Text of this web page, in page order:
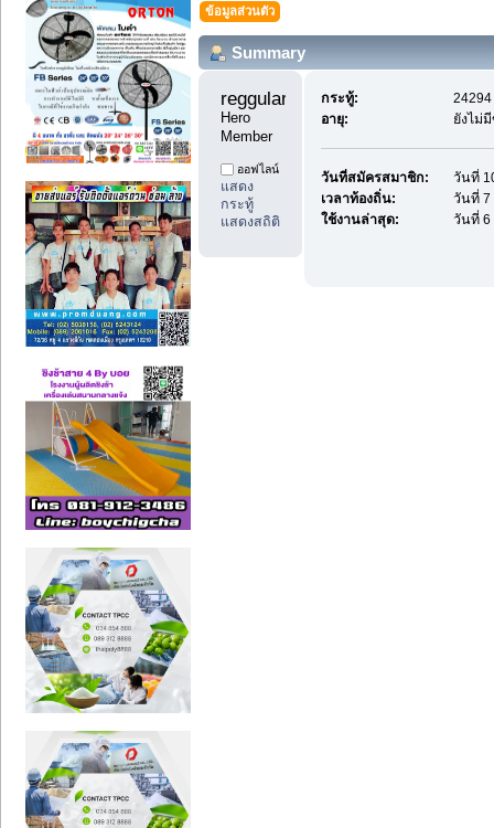
ข้อมูลส่วนตัว
Summary
reggularpost88
Hero
Member
ออฟไลน์
แสดง
กระทู้
แสดงสถิติ
กระทู้:
อายุ:
ยังไม่
วันที่สมัครสมาชิก:
วันที่
เวลาท้องถิ่น:
วันที่ 7
ใช้งานล่าสุด:
วันที่ 6